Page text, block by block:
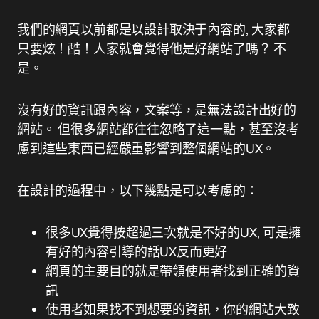
我們的網頁以前都是以設計取決于內容的, 大家都
只要炫！酷！人家就會覺得他是好網站了嗎？ 不
是。
沒有好的資訊跟內容，文案等，是無法設計出好的
網站。 但很多網站都往往忽略了這一點，甚至沒考
慮到這些東西已經嚴重影響到整個網站的UX。
在設計的過程中，以下幾點是可以考慮的：
很多UX覺得按超過三次就是不好的UX, 可是擁
有好的內容引導的話UX反而更好
網頁的主要目的就是帶領使用者找到正確的資
訊
使用者如果找不到想要的資訊，你的網站大致